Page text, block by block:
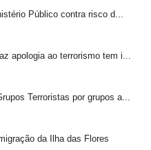
Público contra risco d...
apologia ao terrorismo tem i...
Terroristas por grupos a...
da Ilha das Flores